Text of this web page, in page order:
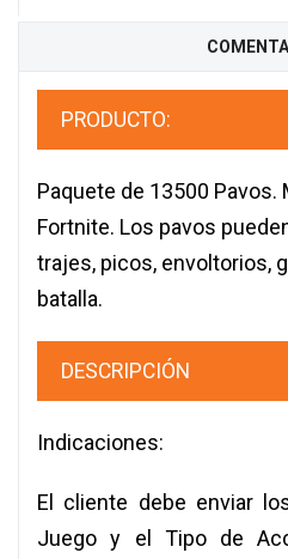
PRODUCTO:
Paquete de 13500 Pavos.
Fortnite. Los pavos
trajes, picos, envoltorios,
batalla.
DESCRIPCIÓN
Indicaciones:
El cliente debe enviar
Juego y el Tipo de